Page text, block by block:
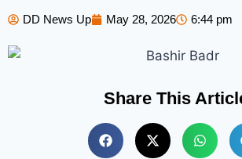
DD News Up May 28, 2026 6:44 pm
Share This